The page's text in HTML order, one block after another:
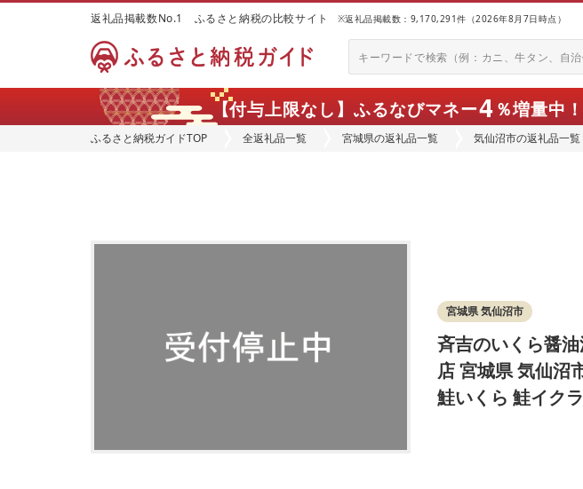
返礼品掲載数No.1 ふるさと納税の比較サイト ※返礼品掲載数：9,170,291件（2026年8月7日時点）
【付与上限なし】ふるなびマネー4％増量中！
ふるさと納税ガイドTOP 全返礼品一覧 宮城県の返礼品一覧 気仙沼市の返礼品一覧
宮城県 気仙沼市
斉吉のいくら醤
店 宮城県 気仙沼
鮭いくら 鮭イク